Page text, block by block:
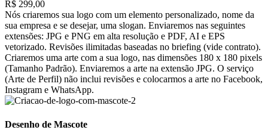
R$ 299,00
Nós criaremos sua logo com um elemento personalizado, nome da
sua empresa e se desejar, uma slogan. Enviaremos nas seguintes
extensões: JPG e PNG em alta resolução e PDF, AI e EPS
vetorizado. Revisões ilimitadas baseadas no briefing (vide contrato).
Criaremos uma arte com a sua logo, nas dimensões 180 x 180 pixels
(Tamanho Padrão). Enviaremos a arte na extensão JPG. O serviço
(Arte de Perfil) não inclui revisões e colocarmos a arte no Facebook,
Instagram e WhatsApp.
Desenho de Mascote